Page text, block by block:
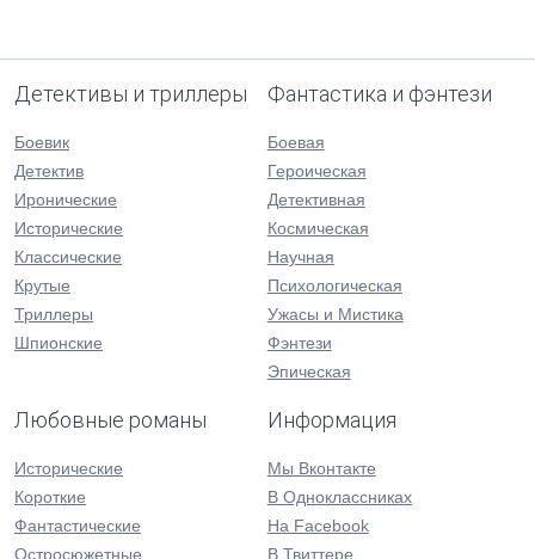
Детективы и триллеры
Боевик
Детектив
Иронические
Исторические
Классические
Крутые
Триллеры
Шпионские
Фантастика и фэнтези
Боевая
Героическая
Детективная
Космическая
Научная
Психологическая
Ужасы и Мистика
Фэнтези
Эпическая
Любовные романы
Исторические
Короткие
Фантастические
Остросюжетные
Информация
Мы Вконтакте
В Одноклассниках
На Facebook
В Твиттере